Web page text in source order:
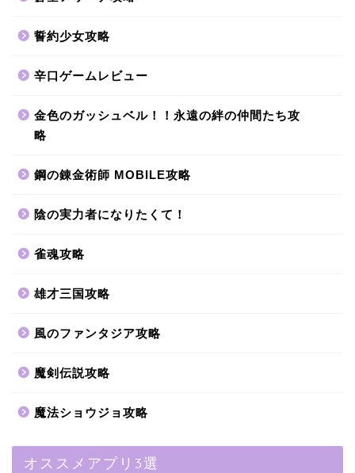
誓約少女攻略
辛口ゲームレビュー
金色のガッシュベル！！永遠の絆の仲間たち攻
略
鋼の錬金術師 MOBILE攻略
陰の実力者になりたくて！
雀魂攻略
雄才三国攻略
風のファンタジア攻略
魔剣伝説攻略
魔法ショウジョ攻略
オススメアプリ3選